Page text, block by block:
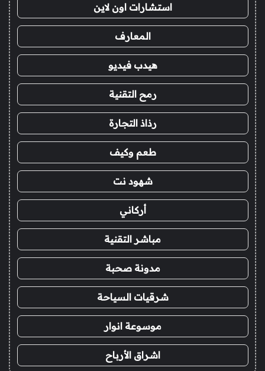
استشارات اون لاين
المعارف
هيدب فيديو
رمح التقنية
رذاذ التجارة
طعم وكيف
شهود نت
أركاني
مباشر التقنية
مدونة صحبة
شرقيات السياحة
موسوعة انوار
اشراق الأرباح